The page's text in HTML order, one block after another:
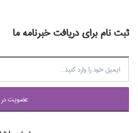
ثبت نام برای دریافت خبرنامه ما
عضويت در